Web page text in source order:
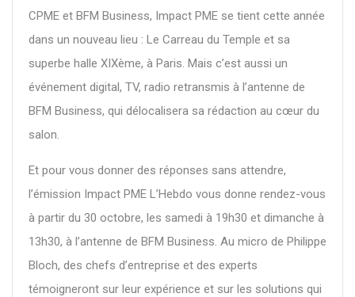
CPME et BFM Business, Impact PME se tient cette année
dans un nouveau lieu : Le Carreau du Temple et sa
superbe halle XIXème, à Paris. Mais c’est aussi un
événement digital, TV, radio retransmis à l’antenne de
BFM Business, qui délocalisera sa rédaction au cœur du
salon.
Et pour vous donner des réponses sans attendre,
l’émission Impact PME L’Hebdo vous donne rendez-vous
à partir du 30 octobre, les samedi à 19h30 et dimanche à
13h30, à l’antenne de BFM Business. Au micro de Philippe
Bloch, des chefs d’entreprise et des experts
témoigneront sur leur expérience et sur les solutions qui